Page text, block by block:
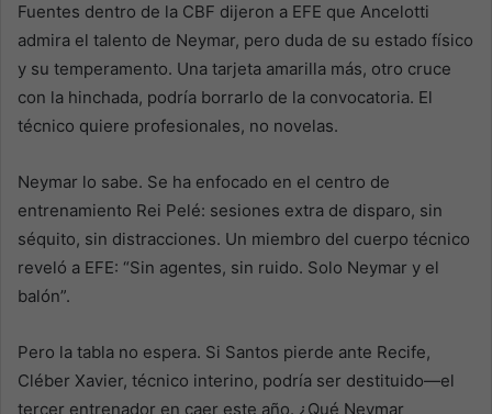
Fuentes dentro de la CBF dijeron a EFE que Ancelotti
admira el talento de Neymar, pero duda de su estado físico
y su temperamento. Una tarjeta amarilla más, otro cruce
con la hinchada, podría borrarlo de la convocatoria. El
técnico quiere profesionales, no novelas.
Neymar lo sabe. Se ha enfocado en el centro de
entrenamiento Rei Pelé: sesiones extra de disparo, sin
séquito, sin distracciones. Un miembro del cuerpo técnico
reveló a EFE: “Sin agentes, sin ruido. Solo Neymar y el
balón”.
Pero la tabla no espera. Si Santos pierde ante Recife,
Cléber Xavier, técnico interino, podría ser destituido—el
tercer entrenador en caer este año. ¿Qué Neymar